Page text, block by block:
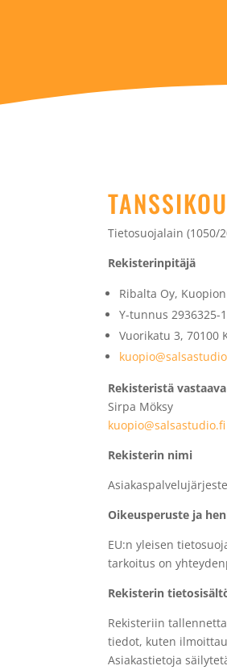
Tietosuojalain (1050/
Rekisterinpitäjä
Ribalta Oy,
Y-tunnus 2936325-1
Vuorikatu 3, 70100
Rekisteristä
Sirpa Möksy
kuopio@salsastudio.fi
Rekisterin nimi
Oikeusperuste ja
EU:n yleisen
tarkoitus on
Rekisterin
Rekisteriin
tiedot, kuten
Asiakastietoja